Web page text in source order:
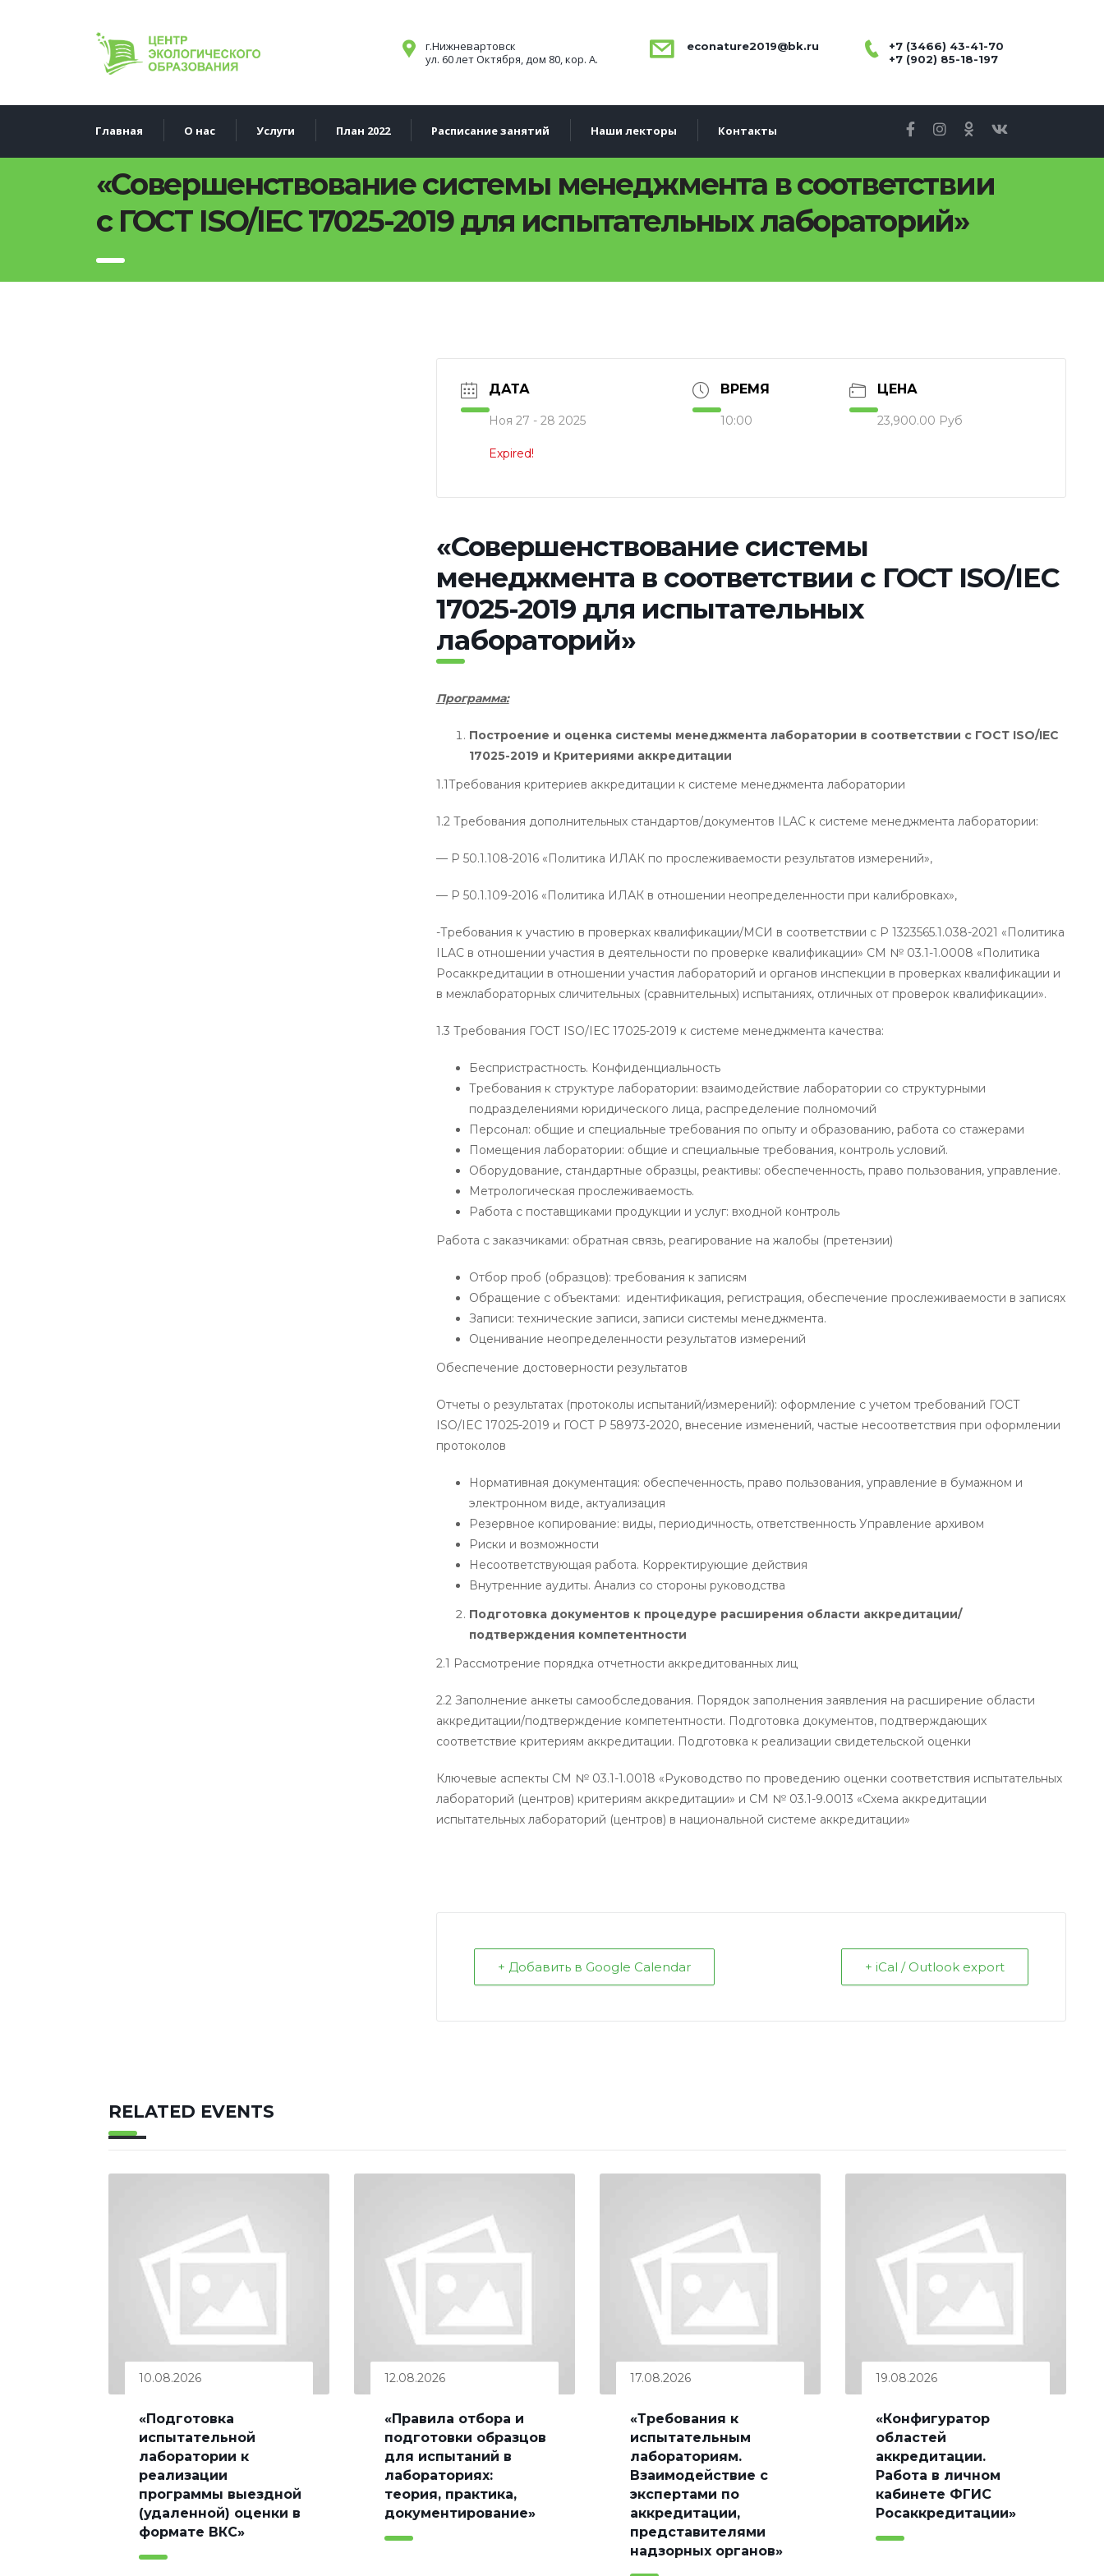
+7 (3466) 43-41-70
+7 (902) 85-18-197
econature2019@bk.ru
г.Нижневартовск
ул. 60 лет Октября, дом 80, кор. А.
Главная О нас Услуги План 2022 Расписание занятий Наши лекторы Контакты
«Совершенствование системы менеджмента в соответствии
с ГОСТ ISO/IEC 17025-2019 для испытательных лабораторий»
ДАТА
Ноя 27 - 28 2025
Expired!
ВРЕМЯ
10:00
ЦЕНА
23,900.00 Руб
«Совершенствование системы
менеджмента в соответствии с ГОСТ ISO/IEC
17025-2019 для испытательных
лабораторий»
Программа:
Построение и оценка системы менеджмента лаборатории в соответствии с ГОСТ ISO/IEC
17025-2019 и Критериями аккредитации
1.1Требования критериев аккредитации к системе менеджмента лаборатории
1.2 Требования дополнительных стандартов/документов ILAC к системе менеджмента лаборатории:
— Р 50.1.108-2016 «Политика ИЛАК по прослеживаемости результатов измерений»,
— Р 50.1.109-2016 «Политика ИЛАК в отношении неопределенности при калибровках»,
-Требования к участию в проверках квалификации/МСИ в соответствии с Р 1323565.1.038-2021 «Политика
ILAC в отношении участия в деятельности по проверке квалификации» СМ № 03.1-1.0008 «Политика
Росаккредитации в отношении участия лабораторий и органов инспекции в проверках квалификации и
в межлабораторных сличительных (сравнительных) испытаниях, отличных от проверок квалификации».
1.3 Требования ГОСТ ISO/IEC 17025-2019 к системе менеджмента качества:
Беспристрастность. Конфиденциальность
Требования к структуре лаборатории: взаимодействие лаборатории со структурными
подразделениями юридического лица, распределение полномочий
Персонал: общие и специальные требования по опыту и образованию, работа со стажерами
Помещения лаборатории: общие и специальные требования, контроль условий.
Оборудование, стандартные образцы, реактивы: обеспеченность, право пользования, управление.
Метрологическая прослеживаемость.
Работа с поставщиками продукции и услуг: входной контроль
Работа с заказчиками: обратная связь, реагирование на жалобы (претензии)
Отбор проб (образцов): требования к записям
Обращение с объектами: идентификация, регистрация, обеспечение прослеживаемости в записях
Записи: технические записи, записи системы менеджмента.
Оценивание неопределенности результатов измерений
Обеспечение достоверности результатов
Отчеты о результатах (протоколы испытаний/измерений): оформление с учетом требований ГОСТ
ISO/IEC 17025-2019 и ГОСТ Р 58973-2020, внесение изменений, частые несоответствия при оформлении
протоколов
Нормативная документация: обеспеченность, право пользования, управление в бумажном и
электронном виде, актуализация
Резервное копирование: виды, периодичность, ответственность Управление архивом
Риски и возможности
Несоответствующая работа. Корректирующие действия
Внутренние аудиты. Анализ со стороны руководства
Подготовка документов к процедуре расширения области аккредитации/
подтверждения компетентности
2.1 Рассмотрение порядка отчетности аккредитованных лиц
2.2 Заполнение анкеты самообследования. Порядок заполнения заявления на расширение области
аккредитации/подтверждение компетентности. Подготовка документов, подтверждающих
соответствие критериям аккредитации. Подготовка к реализации свидетельской оценки
Ключевые аспекты СМ № 03.1-1.0018 «Руководство по проведению оценки соответствия испытательных
лабораторий (центров) критериям аккредитации» и СМ № 03.1-9.0013 «Схема аккредитации
испытательных лабораторий (центров) в национальной системе аккредитации»
+ Добавить в Google Calendar + iCal / Outlook export
RELATED EVENTS
10.08.2026
«Подготовка
испытательной
лаборатории к
реализации
программы выездной
(удаленной) оценки в
формате ВКС»
12.08.2026
«Правила отбора и
подготовки образцов
для испытаний в
лабораториях:
теория, практика,
документирование»
17.08.2026
«Требования к
испытательным
лабораториям.
Взаимодействие с
экспертами по
аккредитации,
представителями
надзорных органов»
19.08.2026
«Конфигуратор
областей
аккредитации.
Работа в личном
кабинете ФГИС
Росаккредитации»